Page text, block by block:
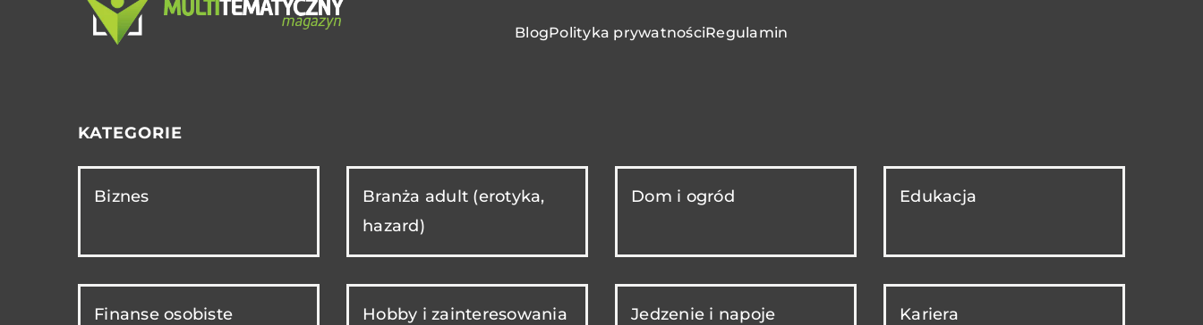
BlogPolityka prywatnościRegulamin
KATEGORIE
Biznes
Branża adult (erotyka,
hazard)
Dom i ogród Edukacja
Finanse osobiste Hobby i zainteresowania Jedzenie i napoje Kariera